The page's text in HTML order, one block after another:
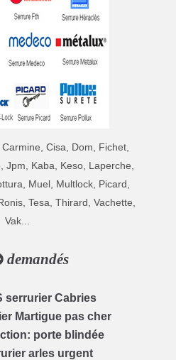
Cisa, Dom, Fichet,
Jpm, Kaba, Keso, Laperche,
Muel, Multlock, Picard,
Tesa, Thirard, Vachette,
Vak...
demandés
serrurier Cabries
Martigue pas cher
porte blindée
arles urgent